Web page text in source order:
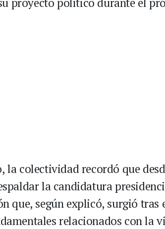
la colectividad recordó que
la candidatura
que, según explicó, surgió tras
relacionados con la